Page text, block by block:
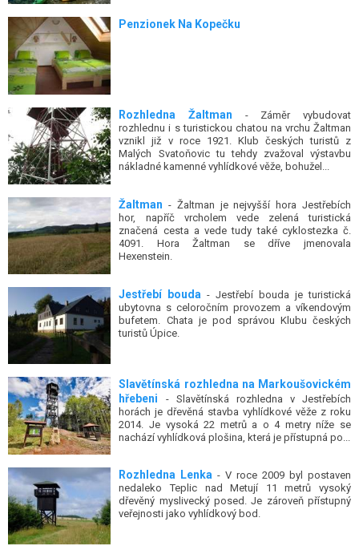
Penzionek Na Kopečku
Rozhledna Žaltman - Záměr vybudovat
rozhlednu i s turistickou chatou na vrchu Žaltman
vznikl již v roce 1921. Klub českých turistů z
Malých Svatoňovic tu tehdy zvažoval výstavbu
nákladné kamenné vyhlídkové věže, bohužel...
Žaltman - Žaltman je nejvyšší hora Jestřebích
hor, napříč vrcholem vede zelená turistická
značená cesta a vede tudy také cyklostezka č.
4091. Hora Žaltman se dříve jmenovala
Hexenstein.
Jestřebí bouda - Jestřebí bouda je turistická
ubytovna s celoročním provozem a víkendovým
bufetem. Chata je pod správou Klubu českých
turistů Úpice.
Slavětínská rozhledna na Markoušovickém
hřebeni - Slavětínská rozhledna v Jestřebích
horách je dřevěná stavba vyhlídkové věže z roku
2014. Je vysoká 22 metrů a o 4 metry níže se
nachází vyhlídková plošina, která je přístupná po...
Rozhledna Lenka - V roce 2009 byl postaven
nedaleko Teplic nad Metují 11 metrů vysoký
dřevěný myslivecký posed. Je zároveň přístupný
veřejnosti jako vyhlídkový bod.